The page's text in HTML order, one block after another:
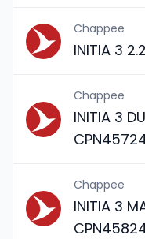
Chappee
INITIA 3
Chappee
INITIA 3
Chappee
INITIA 3